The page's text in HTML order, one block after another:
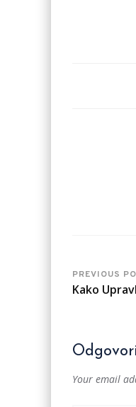
PREVIOUS
Kako
Odgovori
Your email